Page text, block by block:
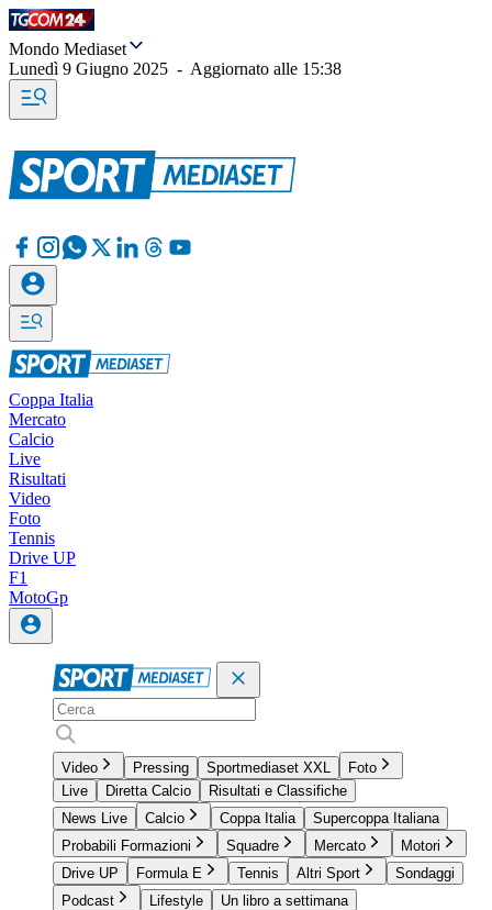
Mondo Mediaset
Lunedì 9 Giugno 2025 - Aggiornato alle 15:38
Coppa Italia
Mercato
Calcio
Live
Risultati
Video
Foto
Tennis
Drive UP
F1
MotoGp
Video Pressing Sportmediaset XXL
Foto
Live
Diretta Calcio
Risultati e Classifiche
News Live
Calcio Coppa Italia
Supercoppa Italiana
Probabili Formazioni
Squadre Mercato
Motori
Drive UP
Formula E Tennis Altri Sport
Sondaggi
Podcast
Lifestyle
Un libro a settimana